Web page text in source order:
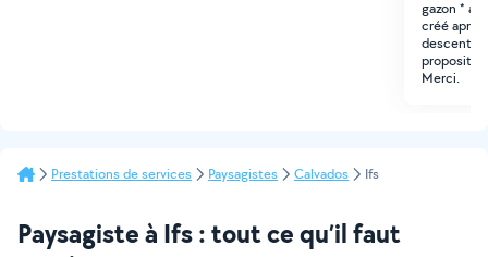
gazon *
créé
descente
Merci.
Prestations de services Paysagistes Calvados Ifs
Paysagiste à Ifs : tout ce qu’il faut